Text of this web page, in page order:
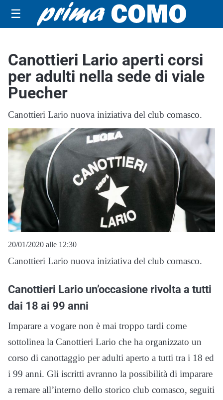
☰
Canottieri Lario aperti corsi
per adulti nella sede di viale
Puecher
Canottieri Lario nuova iniziativa del club comasco.
20/01/2020 alle 12:30
Canottieri Lario nuova iniziativa del club comasco.
Canottieri Lario un’occasione rivolta a tutti
dai 18 ai 99 anni
Imparare a vogare non è mai troppo tardi come
sottolinea la Canottieri Lario che ha organizzato un
corso di canottaggio per adulti aperto a tutti tra i 18 ed
i 99 anni. Gli iscritti avranno la possibilità di imparare
a remare all’interno dello storico club comasco, seguiti